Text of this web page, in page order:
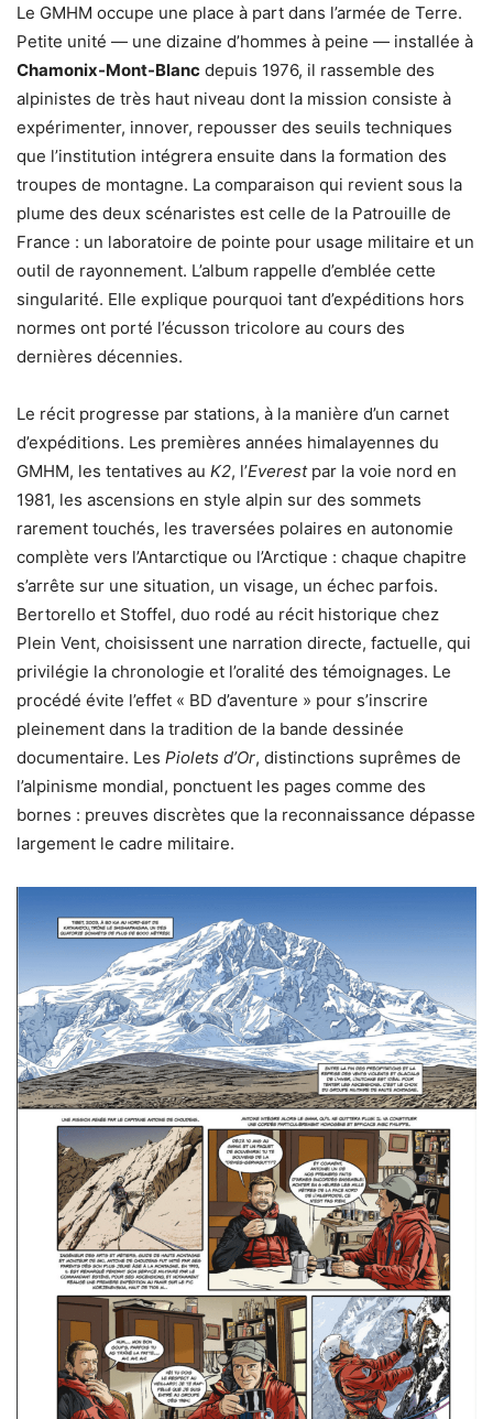
Le GMHM occupe une place à part dans l’armée de Terre.
Petite unité — une dizaine d’hommes à peine — installée à
Chamonix-Mont-Blanc depuis 1976, il rassemble des
alpinistes de très haut niveau dont la mission consiste à
expérimenter, innover, repousser des seuils techniques
que l’institution intégrera ensuite dans la formation des
troupes de montagne. La comparaison qui revient sous la
plume des deux scénaristes est celle de la Patrouille de
France : un laboratoire de pointe pour usage militaire et un
outil de rayonnement. L’album rappelle d’emblée cette
singularité. Elle explique pourquoi tant d’expéditions hors
normes ont porté l’écusson tricolore au cours des
dernières décennies.
Le récit progresse par stations, à la manière d’un carnet
d’expéditions. Les premières années himalayennes du
GMHM, les tentatives au K2, l’Everestpar la voie nord en
1981, les ascensions en style alpin sur des sommets
rarement touchés, les traversées polaires en autonomie
complète vers l’Antarctique ou l’Arctique : chaque chapitre
s’arrête sur une situation, un visage, un échec parfois.
Bertorello et Stoffel, duo rodé au récit historique chez
Plein Vent, choisissent une narration directe, factuelle, qui
privilégie la chronologie et l’oralité des témoignages. Le
procédé évite l’effet « BD d’aventure » pour s’inscrire
pleinement dans la tradition de la bande dessinée
documentaire. Les Piolets d’Or, distinctions suprêmes de
l’alpinisme mondial, ponctuent les pages comme des
bornes : preuves discrètes que la reconnaissance dépasse
largement le cadre militaire.